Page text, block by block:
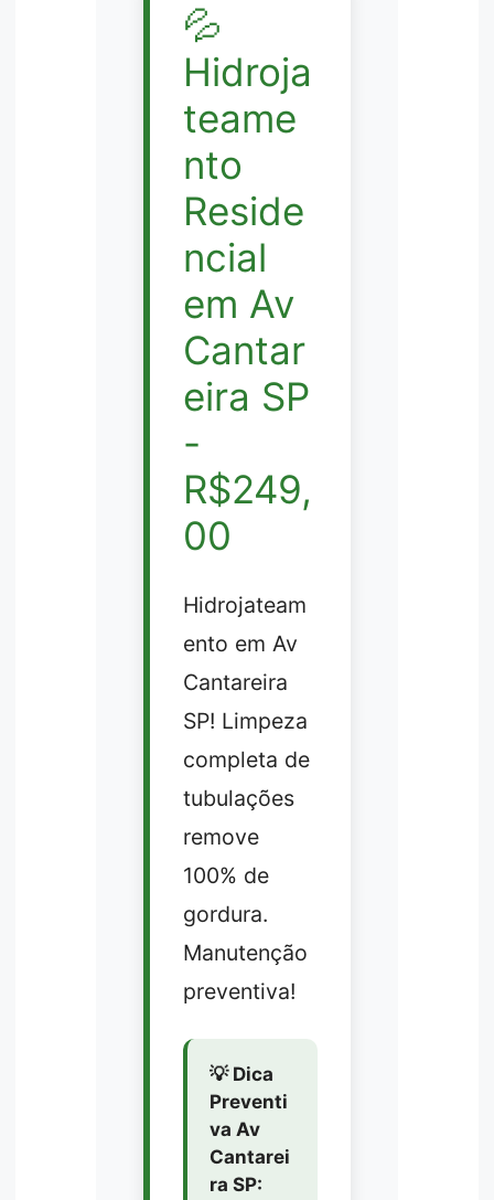
💦
Hidroja
teame
nto
Reside
ncial
em Av
Cantar
eira SP
-
R$249,
00
Hidrojateam
ento em Av
Cantareira
SP! Limpeza
completa de
tubulações
remove
100% de
gordura.
Manutenção
preventiva!
💡 Dica
Preventi
va Av
Cantarei
ra SP: